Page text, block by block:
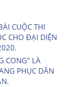
CUỘC THI
CHO ĐẠI DIỆN
CONG" LÀ
PHỤC DÂN